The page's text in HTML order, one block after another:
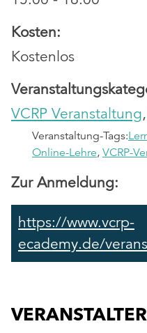
Kosten:
Kostenlos
VCRP Veranstaltung,
Veranstaltung-Tags:
Online-Lehre, VCRP-
Zur Anmeldung:
https://www.vcrp-
ecademy.de/
VERANSTALTER